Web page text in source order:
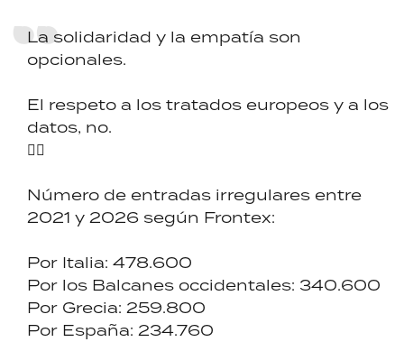
La solidaridad y la empatía son
opcionales.
El respeto a los tratados europeos y a los
datos, no.
👇🏼
Número de entradas irregulares entre
2021 y 2026 según Frontex:
Por Italia: 478.600
Por los Balcanes occidentales: 340.600
Por Grecia: 259.800
Por España: 234.760